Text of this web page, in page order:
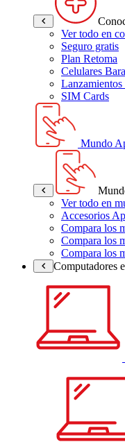
Ver todo en
Seguro gratis
Plan Retoma
Celulares
Lanzamientos
SIM Cards
Mundo
Ver todo en
Accesorios
Compara los
Compara los
Compara los
Computadores